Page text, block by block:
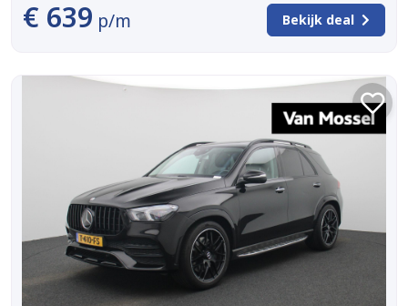
€ 639 p/m Bekijk deal